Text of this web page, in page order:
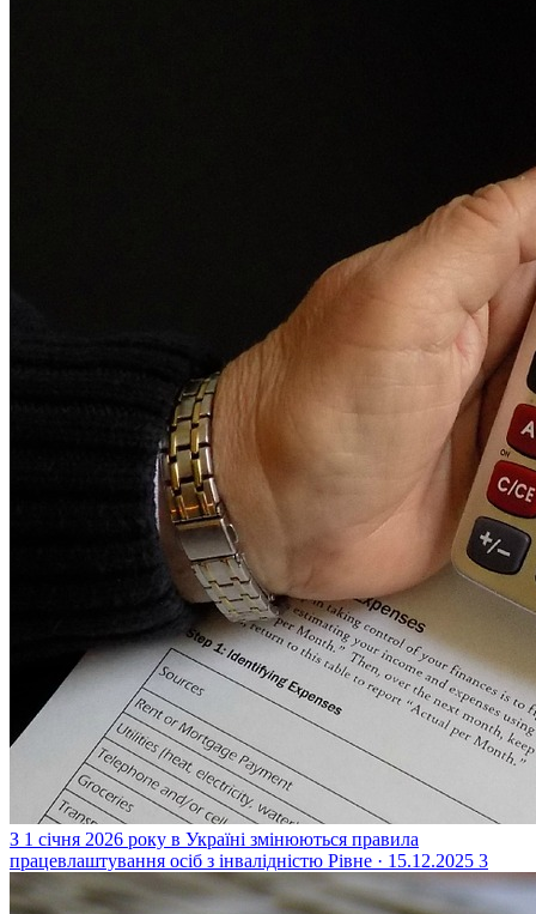
З 1 січня 2026 року в Україні змінюються правила
працевлаштування осіб з інвалідністю Рівне · 15.12.2025 3